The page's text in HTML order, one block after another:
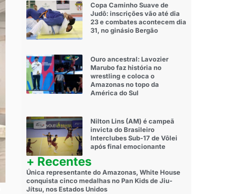
Copa Caminho Suave de
Judô: inscrições vão até dia
23 e combates acontecem dia
31, no ginásio Bergão
Ouro ancestral: Lavozier
Marubo faz história no
wrestling e coloca o
Amazonas no topo da
América do Sul
Nilton Lins (AM) é campeã
invicta do Brasileiro
Interclubes Sub-17 de Vôlei
após final emocionante
+ Recentes
Única representante do Amazonas, White House
conquista cinco medalhas no Pan Kids de Jiu-
Jítsu, nos Estados Unidos